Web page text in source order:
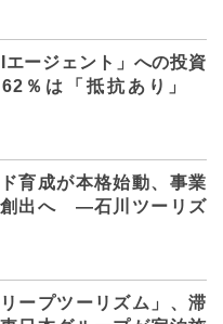
ージェント」への投資
％は「抵抗あり」
育成が本格始動、事業
創出へ ―石川ツーリズ
ープツーリズム」、滞